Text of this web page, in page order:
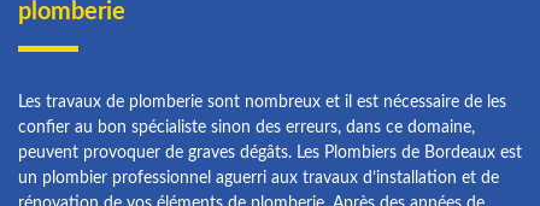
plomberie
Les travaux de plomberie sont nombreux et il est nécessaire de les
confier au bon spécialiste sinon des erreurs, dans ce domaine,
peuvent provoquer de graves dégâts. Les Plombiers de Bordeaux est
un plombier professionnel aguerri aux travaux d’installation et de